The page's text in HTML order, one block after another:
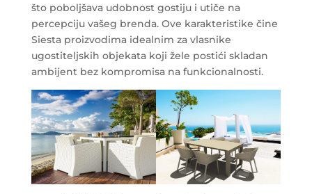
što poboljšava udobnost gostiju i utiče na
percepciju vašeg brenda. Ove karakteristike čine
Siesta proizvodima idealnim za vlasnike
ugostiteljskih objekata koji žele postići skladan
ambijent bez kompromisa na funkcionalnosti.